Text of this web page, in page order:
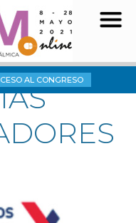
AL CONGRESO